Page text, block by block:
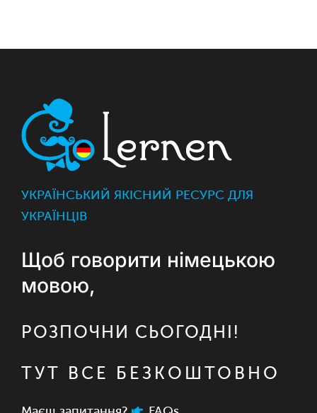
УКРАЇНСЬКИЙ ЯКІСНИЙ РЕСУРС ДЛЯ
УКРАЇНЦІВ
Щоб говорити німецькою
мовою,
РОЗПОЧНИ СЬОГОДНІ!
ТУТ ВСЕ БЕЗКОШТОВНО